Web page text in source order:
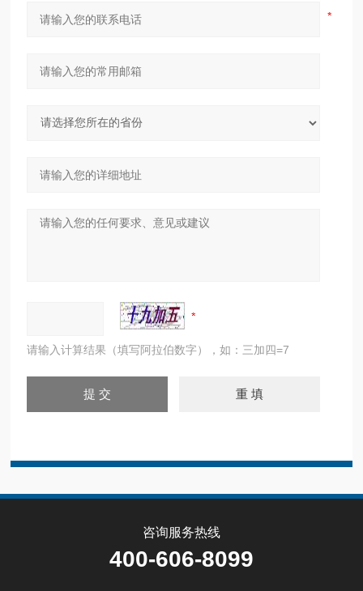
请输入计算结果（填写阿拉伯数字），如：三加四=7
咨询服务热线
400-606-8099